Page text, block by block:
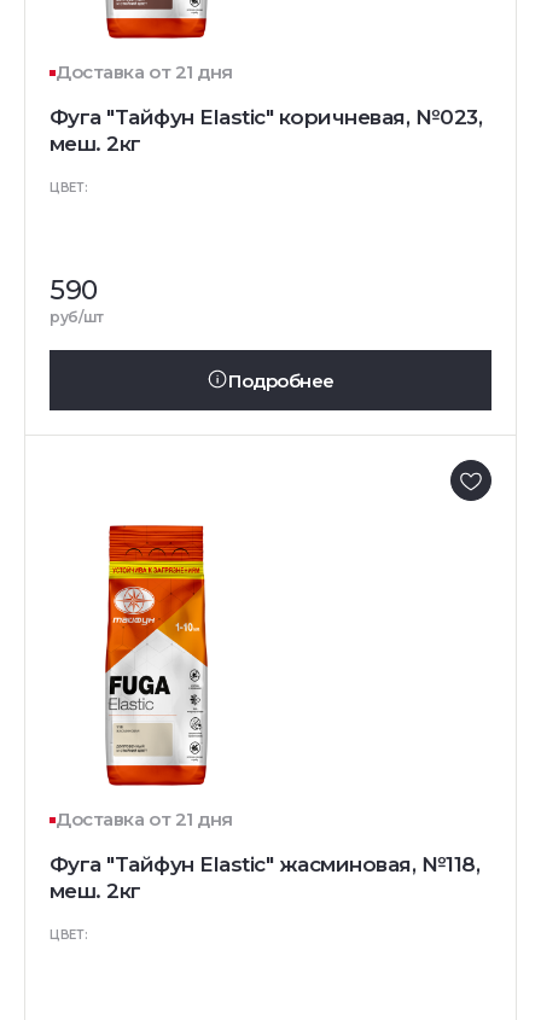
Доставка от 21 дня
Фуга "Тайфун Elastic" коричневая, №023,
меш. 2кг
ЦВЕТ:
590
руб/шт
Подробнее
Доставка от 21 дня
Фуга "Тайфун Elastic" жасминовая, №118,
меш. 2кг
ЦВЕТ: